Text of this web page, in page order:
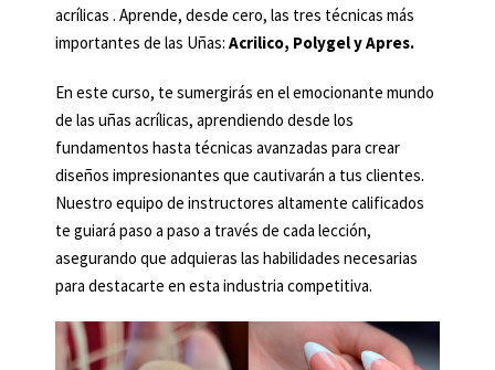
acrílicas . Aprende, desde cero, las tres técnicas más
importantes de las Uñas: Acrilico, Polygel y Apres.
En este curso, te sumergirás en el emocionante mundo
de las uñas acrílicas, aprendiendo desde los
fundamentos hasta técnicas avanzadas para crear
diseños impresionantes que cautivarán a tus clientes.
Nuestro equipo de instructores altamente calificados
te guiará paso a paso a través de cada lección,
asegurando que adquieras las habilidades necesarias
para destacarte en esta industria competitiva.